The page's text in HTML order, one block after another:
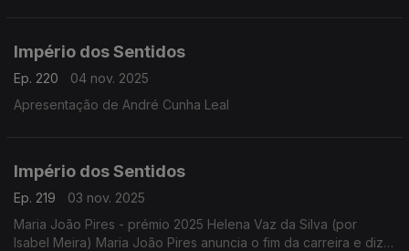
Império dos Sentidos
Ep. 220
04 nov. 2025
Apresentação de André Cunha Leal
Império dos Sentidos
Ep. 219
03 nov. 2025
Maria João Pires - prémio 2025 Helena Vaz da Silva (por
Isabel Meira) Maria João Pires anuncia o fim da carreira e diz